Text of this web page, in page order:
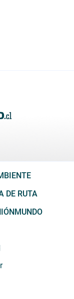
DE RUTA
MUNDO